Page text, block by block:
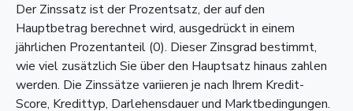
Der Zinssatz ist der Prozentsatz, der auf den
Hauptbetrag berechnet wird, ausgedrückt in einem
jährlichen Prozentanteil (0). Dieser Zinsgrad bestimmt,
wie viel zusätzlich Sie über den Hauptsatz hinaus zahlen
werden. Die Zinssätze variieren je nach Ihrem Kredit-
Score, Kredittyp, Darlehensdauer und Marktbedingungen.